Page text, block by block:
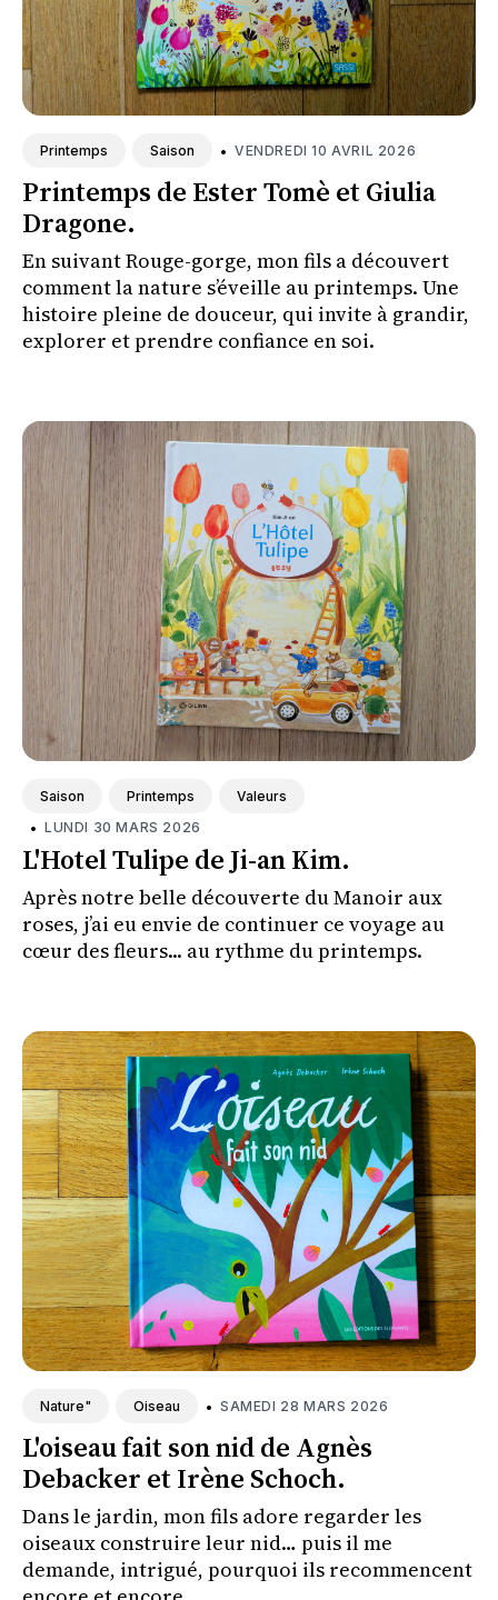
Printemps Saison • VENDREDI 10 AVRIL 2026
Printemps de Ester Tomè et Giulia
Dragone.
En suivant Rouge-gorge, mon fils a découvert
comment la nature s’éveille au printemps. Une
histoire pleine de douceur, qui invite à grandir,
explorer et prendre confiance en soi.
Saison Printemps Valeurs
• LUNDI 30 MARS 2026
L'Hotel Tulipe de Ji-an Kim.
Après notre belle découverte du Manoir aux
roses, j’ai eu envie de continuer ce voyage au
cœur des fleurs... au rythme du printemps.
Nature" Oiseau • SAMEDI 28 MARS 2026
L'oiseau fait son nid de Agnès
Debacker et Irène Schoch.
Dans le jardin, mon fils adore regarder les
oiseaux construire leur nid… puis il me
demande, intrigué, pourquoi ils recommencent